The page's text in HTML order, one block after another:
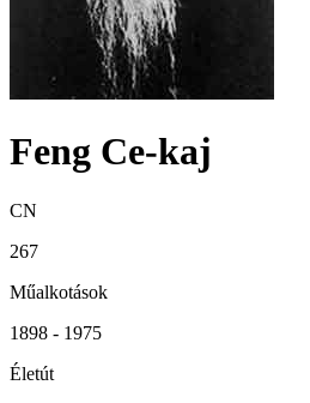
Feng Ce-kaj
CN
267
Műalkotások
1898 - 1975
Életút